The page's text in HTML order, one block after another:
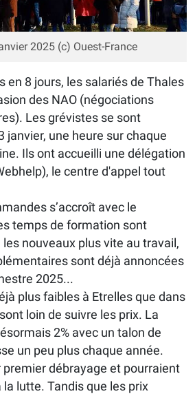
2025 (c) Ouest-France
en 8 jours, les salariés de Thales
des NAO (négociations
Les grévistes se sont
janvier, une heure sur chaque
Ils ont accueilli une délégation
le centre d'appel tout
s’accroît avec le
temps de formation sont
nouveaux plus vite au travail,
sont déjà annoncées
2025...
plus faibles à Etrelles que dans
loin de suivre les prix. La
2% avec un talon de
un peu plus chaque année.
débrayage et pourraient
lutte. Tandis que les prix